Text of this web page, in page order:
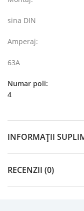
sina DIN
Amperaj:
63A
Numar poli:
4
INFORMAȚII
RECENZII (0)